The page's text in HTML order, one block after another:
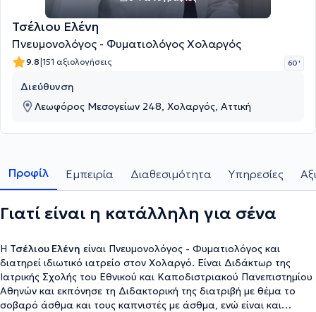
Τσέλιου Ελένη
Πνευμονολόγος - Φυματιολόγος Χολαργός
9.8|151 αξιολογήσεις 60 '
Διεύθυνση
Λεωφόρος Μεσογείων 248, Χολαργός, Αττική
Προφίλ Εμπειρία Διαθεσιμότητα Υπηρεσίες
Γιατί είναι η κατάλληλη για σένα
Η Τσέλιου Ελένη είναι Πνευμονολόγος - Φυματιολόγος και
διατηρεί ιδιωτικό ιατρείο στον Χολαργό. Είναι Διδάκτωρ της
Ιατρικής Σχολής του Εθνικού και Καποδιστριακού Πανεπιστημίου
Αθηνών και εκπόνησε τη Διδακτορική της διατριβή με θέμα το
σοβαρό άσθμα και τους καπνιστές με άσθμα, ενώ είναι και